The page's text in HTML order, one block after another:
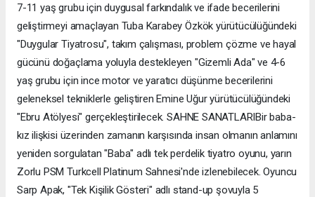
7-11 yaş grubu için duygusal farkındalık ve ifade becerilerini
geliştirmeyi amaçlayan Tuba Karabey Özkök yürütücülüğündeki
"Duygular Tiyatrosu", takım çalışması, problem çözme ve hayal
gücünü doğaçlama yoluyla destekleyen "Gizemli Ada" ve 4-6
yaş grubu için ince motor ve yaratıcı düşünme becerilerini
geleneksel tekniklerle geliştiren Emine Uğur yürütücülüğündeki
"Ebru Atölyesi" gerçekleştirilecek. SAHNE SANATLARIBir baba-
kız ilişkisi üzerinden zamanın karşısında insan olmanın anlamını
yeniden sorgulatan "Baba" adlı tek perdelik tiyatro oyunu, yarın
Zorlu PSM Turkcell Platinum Sahnesi'nde izlenebilecek. Oyuncu
Sarp Apak, "Tek Kişilik Gösteri" adlı stand-up şovuyla 5